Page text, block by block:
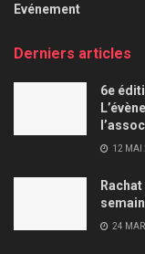
Evénement
Derniers articles
6e
12 MAI
24